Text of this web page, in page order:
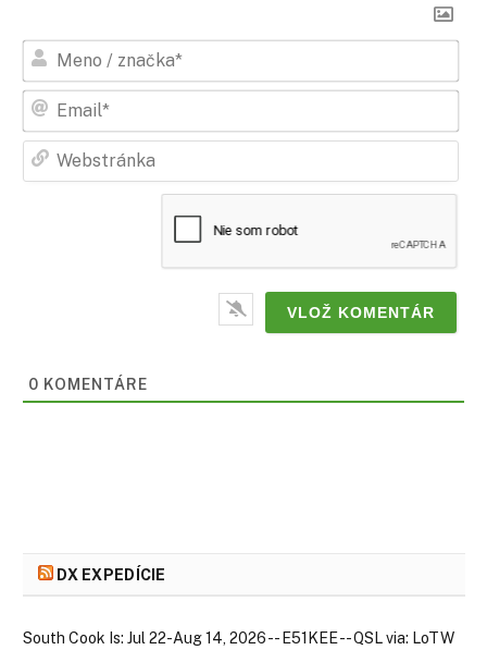
0 KOMENTÁRE
DX EXPEDÍCIE
South Cook Is: Jul 22-Aug 14, 2026 -- E51KEE -- QSL via: LoTW